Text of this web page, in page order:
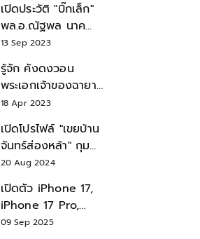
เปิดประวัติ "บิ๊กเล็ก"
พล.อ.ณัฐพล นาค
พาณิชย์ จากเลขาฯ
สมช.-เลขาฯ
รมว.กลาโหม
13 Sep 2023
รู้จัก คังดงวอน
พระเอกเจ้าของฉายา
สมบัติแห่งชาติ หลังมี
18 Apr 2023
เปิดโปรไฟล์ "เขยบ้าน
จันทร์ส่องหล้า" กุม
บังเหียนธุรกิจตระกูล
"ชินวัตร"
20 Aug 2024
เปิดตัว iPhone 17,
iPhone 17 Pro,
iPhone 17 Air สเปค
09 Sep 2025